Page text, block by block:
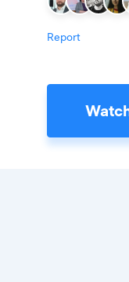
Report